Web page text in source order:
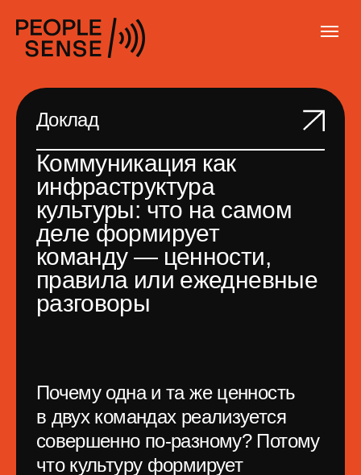
Доклад
Коммуникация как
инфраструктура
культуры: что на самом
деле формирует
команду — ценности,
правила или ежедневные
разговоры
Почему одна и та же ценность
не декларация, а повторяющаяся
коммуникационная практика: то,
как люди договариваются
в рабочих ситуациях, проходят
несогласие и учатся на ошибках.